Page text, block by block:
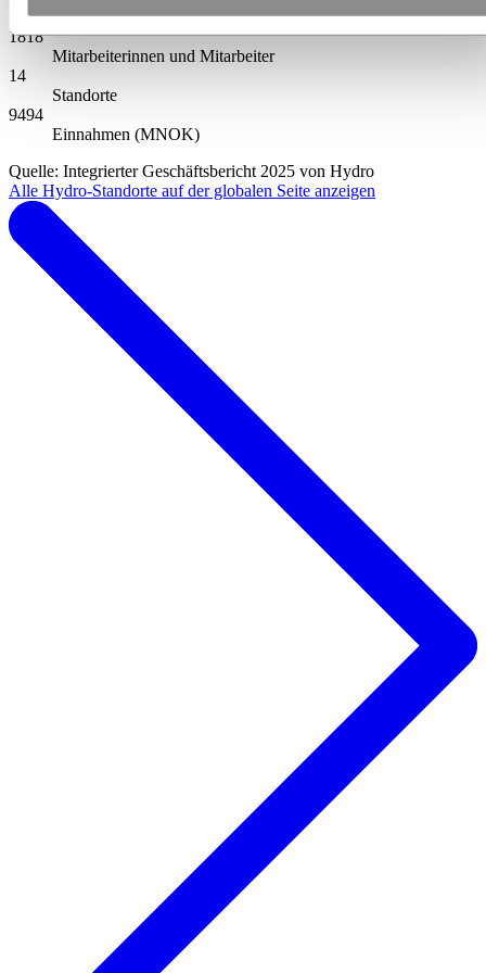
1818
Mitarbeiterinnen und Mitarbeiter
14
Standorte
9494
Einnahmen (MNOK)
Quelle: Integrierter Geschäftsbericht 2025 von Hydro
Alle Hydro-Standorte auf der globalen Seite anzeigen